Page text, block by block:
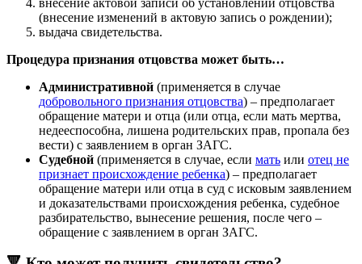
(внесение изменений в актовую запись о рождении);
выдача свидетельства.
Процедура признания отцовства может быть…
Административной (применяется в случае
добровольного признания отцовства) – предполагает
обращение матери и отца (или отца, если мать мертва,
недееспособна, лишена родительских прав, пропала без
вести) с заявлением в орган ЗАГС.
Судебной (применяется в случае, если мать или отец не
признает происхождение ребенка) – предполагает
обращение матери или отца в суд с исковым заявлением
и доказательствами происхождения ребенка, судебное
разбирательство, вынесение решения, после чего –
обращение с заявлением в орган ЗАГС.